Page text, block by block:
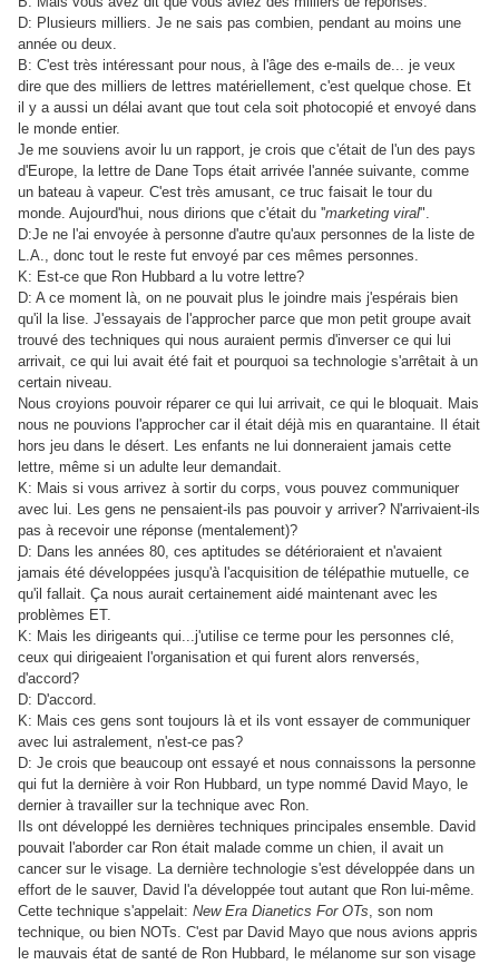
D: Plusieurs milliers. Je ne sais pas combien, pendant au moins une
année ou deux.
B: C'est très intéressant pour nous, à l'âge des e-mails de... je veux
dire que des milliers de lettres matériellement, c'est quelque chose. Et
il y a aussi un délai avant que tout cela soit photocopié et envoyé dans
le monde entier.
Je me souviens avoir lu un rapport, je crois que c'était de l'un des pays
d'Europe, la lettre de Dane Tops était arrivée l'année suivante, comme
un bateau à vapeur. C'est très amusant, ce truc faisait le tour du
monde. Aujourd'hui, nous dirions que c'était du ''marketing viral".
D:Je ne l'ai envoyée à personne d'autre qu'aux personnes de la liste de
L.A., donc tout le reste fut envoyé par ces mêmes personnes.
K: Est-ce que Ron Hubbard a lu votre lettre?
D: A ce moment là, on ne pouvait plus le joindre mais j'espérais bien
qu'il la lise. J'essayais de l'approcher parce que mon petit groupe avait
trouvé des techniques qui nous auraient permis d'inverser ce qui lui
arrivait, ce qui lui avait été fait et pourquoi sa technologie s'arrêtait à un
certain niveau.
Nous croyions pouvoir réparer ce qui lui arrivait, ce qui le bloquait. Mais
nous ne pouvions l'approcher car il était déjà mis en quarantaine. Il était
hors jeu dans le désert. Les enfants ne lui donneraient jamais cette
lettre, même si un adulte leur demandait.
K: Mais si vous arrivez à sortir du corps, vous pouvez communiquer
avec lui. Les gens ne pensaient-ils pas pouvoir y arriver? N'arrivaient-ils
pas à recevoir une réponse (mentalement)?
D: Dans les années 80, ces aptitudes se détérioraient et n'avaient
jamais été développées jusqu'à l'acquisition de télépathie mutuelle, ce
qu'il fallait. Ça nous aurait certainement aidé maintenant avec les
problèmes ET.
K: Mais les dirigeants qui...j'utilise ce terme pour les personnes clé,
ceux qui dirigeaient l'organisation et qui furent alors renversés,
d'accord?
D: D'accord.
K: Mais ces gens sont toujours là et ils vont essayer de communiquer
avec lui astralement, n'est-ce pas?
D: Je crois que beaucoup ont essayé et nous connaissons la personne
qui fut la dernière à voir Ron Hubbard, un type nommé David Mayo, le
dernier à travailler sur la technique avec Ron.
Ils ont développé les dernières techniques principales ensemble. David
pouvait l'aborder car Ron était malade comme un chien, il avait un
cancer sur le visage. La dernière technologie s'est développée dans un
effort de le sauver, David l'a développée tout autant que Ron lui-même.
Cette technique s'appelait: New Era Dianetics For OTs, son nom
technique, ou bien NOTs. C'est par David Mayo que nous avions appris
le mauvais état de santé de Ron Hubbard, le mélanome sur son visage